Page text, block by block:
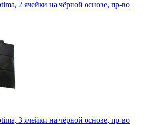
2 ячейки на чёрной основе, пр-во
3 ячейки на чёрной основе, пр-во